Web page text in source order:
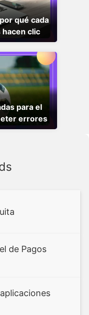
qué cada
clic
para el
errores
de Pagos